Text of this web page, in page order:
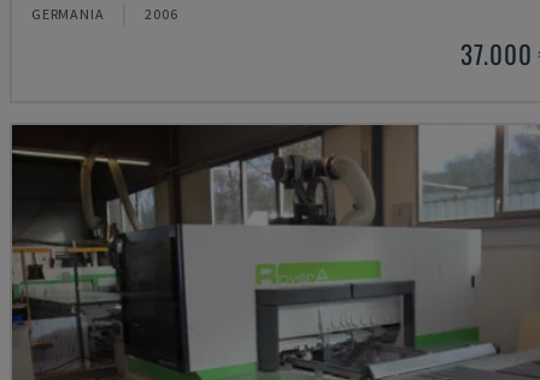
GERMANIA 2006
37.000